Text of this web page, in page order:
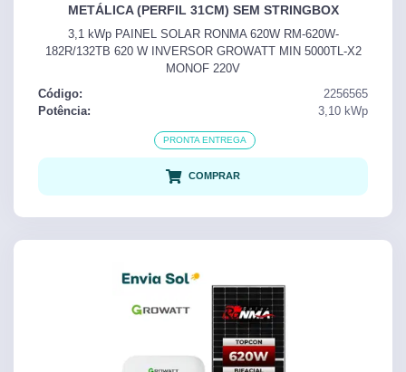
METÁLICA (PERFIL 31CM) SEM STRINGBOX
3,1 kWp PAINEL SOLAR RONMA 620W RM-620W-
182R/132TB 620 W INVERSOR GROWATT MIN 5000TL-X2
MONOF 220V
Código:
2256565
Potência:
3,10 kWp
PRONTA ENTREGA
COMPRAR